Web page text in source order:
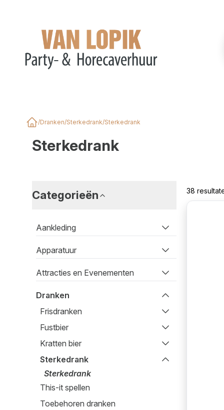
/Dranken/Sterkedrank/Sterkedrank
Sterkedrank
Categorieën
Aankleding
Apparatuur
Attracties en Evenementen
Dranken
Frisdranken
Fustbier
Kratten bier
Sterkedrank
Sterkedrank
This-it spellen
Toebehoren dranken
38